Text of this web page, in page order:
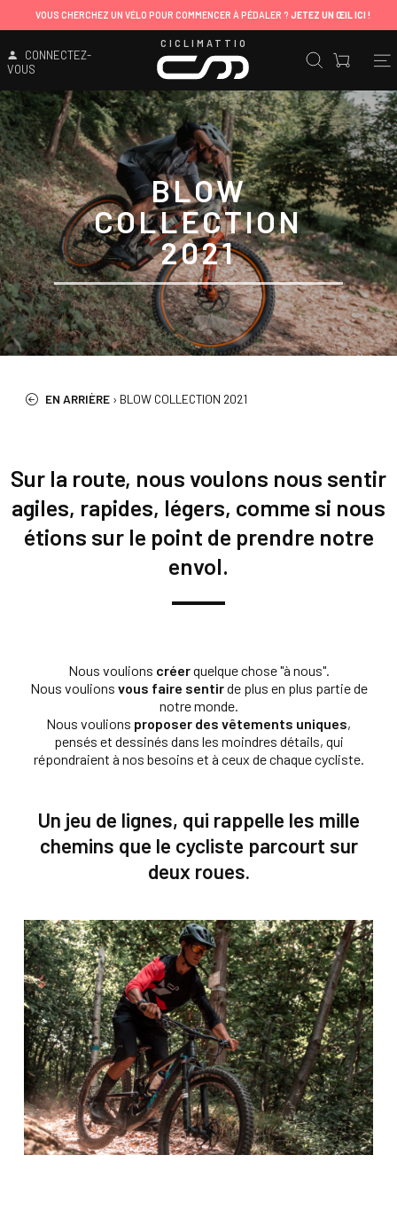
ITALIE : LIVRAISON
SAUF CONTRIBUTIONS DE
À PÉDALER ?JETEZ UN ŒIL ICI !
CONNECTEZ-
VOUS
CICLIMATTIO
BLOW
COLLECTION
2021
EN ARRIÈRE › BLOW COLLECTION 2021
Sur la route, nous voulons nous sentir
agiles, rapides, légers, comme si nous
étions sur le point de prendre notre
envol.
Nous voulions créerquelque chose "à nous".
Nous voulions vous faire sentirde plus en plus partie de
notre monde.
Nous voulions proposer des vêtements uniques,
pensés et dessinés dans les moindres détails, qui
répondraient à nos besoins et à ceux de chaque cycliste.
Un jeu de lignes, qui rappelle les mille
chemins que le cycliste parcourt sur
deux roues.